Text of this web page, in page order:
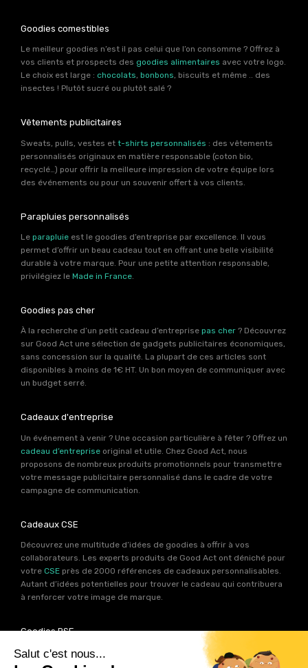
Goodies comestibles
Le meilleur goodies n’est il pas celui que l’on consomme ? Offrez à
vos clients et prospects des goodies alimentaires avec votre logo.
Le choix est large : chocolats, bonbons, biscuits et même .. des
insectes ! Plutôt sucré ou plutôt salé ?
Vêtements publicitaires
Sweats, pulls, vestes et t-shirts personnalisés : des vêtements
personnalisés originaux en matière responsable (coton bio,
recyclé…) pour offrir la meilleure impression de votre équipe lors
des événements ou pour un souvenir offert à vos clients.
Parapluies personnalisés
Le parapluie est le goodies d’entreprise par excellence. Il vous
permet d’offrir un beau cadeau tout en offrant une belle visibilité
durable à votre marque. Pour une petite attention responsable,
privilégiez le Made in France.
Goodies pas cher
À la recherche d’un petit cadeau d’entreprise pas cher ? Découvrez
sur Good Act une sélection de gadgets publicitaires économiques,
sans concession sur la qualité. La plupart de ces articles sont
disponibles à moins de 1€ HT. Un bon moyen de communiquer avec
un budget serré.
Cadeaux d'entreprise
Un événement à venir ? Une occasion particulière à fêter ? Offrez un
cadeau d’entreprise original et utile. Chez Good Act, nous
proposons de nombreux produits promotionnels pour transmettre
votre message publicitaire personnalisé dans le cadre de votre
campagne de communication.
Cadeaux CSE
Découvrez une multitude d’idées de goodies à offrir à vos
collaborateurs. Les experts produits de Good Act ont déniché pour
votre CSE près de 2000 références de cadeaux personnalisables.
Autant d’idées potentielles pour trouver le cadeau qui contribuera
à renforcer votre image de marque.
Goodies RSE
Vous souhaitez communiquer en accord avec vos valeurs ? Ca
tombe bien ! Un grand nombre de produits présents sur Good Act